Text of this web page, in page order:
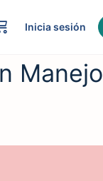
Inicia sesión
Manejo